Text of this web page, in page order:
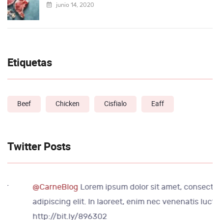
junio 14, 2020
Etiquetas
Beef Chicken Cisfialo Eaff
Twitter Posts
@CarneBlogLorem ipsum dolor sit amet, consectetur
adipiscing elit. In laoreet, enim nec venenatis luctus
http://bit.ly/896302